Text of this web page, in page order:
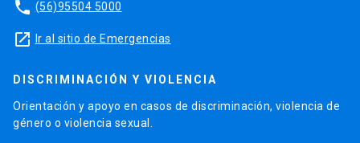
phone (56)95504 5000
launch Ir al sitio de Emergencias
DISCRIMINACIÓN Y VIOLENCIA
Orientación y apoyo en casos de discriminación, violencia de
género o violencia sexual.